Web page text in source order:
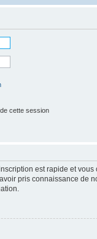
cette session
est rapide et
pris connaissance